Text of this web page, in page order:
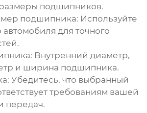
подшипников.
подшипника: Используйте
для точного
Внутренний диаметр,
и ширина подшипника.
Убедитесь, что выбранный
требованиям вашей
передач.